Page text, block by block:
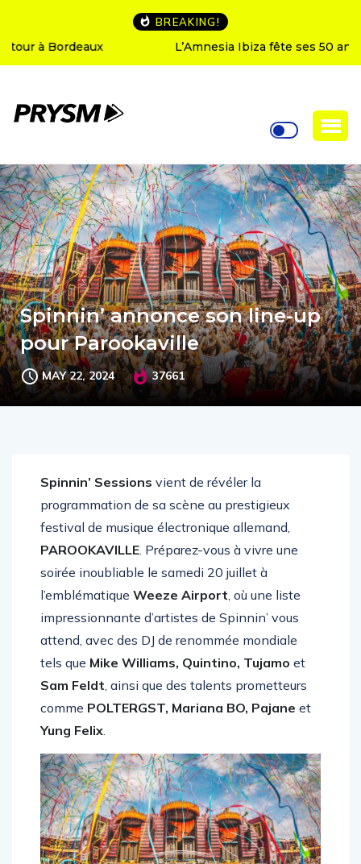
BREAKING!
L’Amnesia Ibiza fête ses 50 ans : le programme des
soirées d’ouverture
Spinnin’ annonce son line-up
pour Parookaville
MAY 22, 2024 37661
Spinnin’ Sessions vient de révéler la
programmation de sa scène au prestigieux
festival de musique électronique allemand,
PAROOKAVILLE. Préparez-vous à vivre une
soirée inoubliable le samedi 20 juillet à
l’emblématiqueWeeze Airport, où une liste
impressionnante d’artistes de Spinnin’ vous
attend, avec des DJ de renommée mondiale
tels queMike Williams, Quintino, Tujamoet
Sam Feldt, ainsi que des talents prometteurs
commePOLTERGST, Mariana BO, Pajane